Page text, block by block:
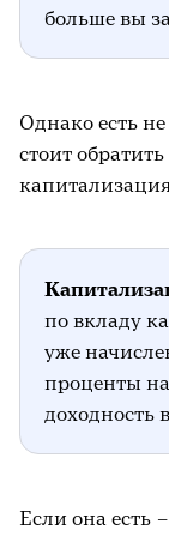
больше вы
Однако есть
стоит
по вкладу
уже
проценты
доходность
Если она есть